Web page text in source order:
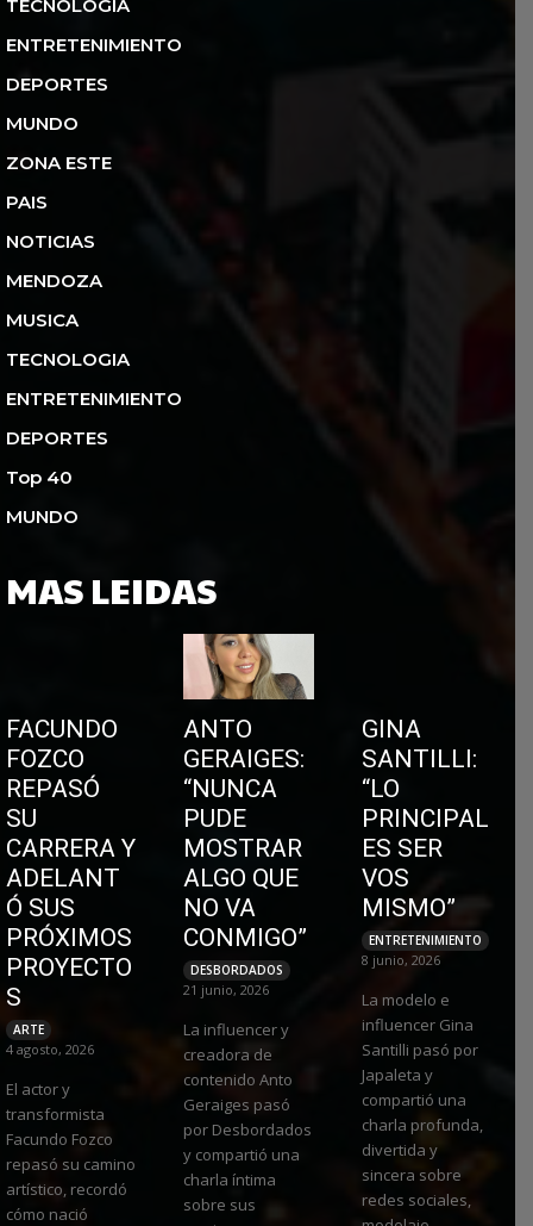
TECNOLOGIA
ENTRETENIMIENTO
DEPORTES
MUNDO
ZONA ESTE
PAIS
NOTICIAS
MENDOZA
MUSICA
TECNOLOGIA
ENTRETENIMIENTO
DEPORTES
Top 40
MUNDO
MAS LEIDAS
FACUNDO
FOZCO
REPASÓ
SU
CARRERA Y
ADELANT
Ó SUS
PRÓXIMOS
PROYECTO
S
ARTE
4 agosto, 2026
El actor y
transformista
Facundo Fozco
repasó su camino
artístico, recordó
cómo nació
ANTO
GERAIGES:
“NUNCA
PUDE
MOSTRAR
ALGO QUE
NO VA
CONMIGO”
DESBORDADOS
21 junio, 2026
La influencer y
creadora de
contenido Anto
Geraiges pasó
por Desbordados
y compartió una
charla íntima
sobre sus
GINA
SANTILLI:
“LO
PRINCIPAL
ES SER
VOS
MISMO”
ENTRETENIMIENTO
8 junio, 2026
La modelo e
influencer Gina
Santilli pasó por
Japaleta y
compartió una
charla profunda,
divertida y
sincera sobre
redes sociales,